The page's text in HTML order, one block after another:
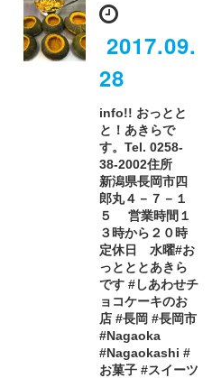
2017.09.
28
info!! おっとと
と！あきらで
す。Tel. 0258-
38-2002住所
新潟県長岡市四
郎丸４－７－１
５ 営業時間１
３時から２０時
定休日 水曜#お
っとととあきら
です #しあわせチ
ョコケーキのお
店 #長岡 #長岡市
#Nagaoka
#Nagaokashi #
お菓子 #スイーツ